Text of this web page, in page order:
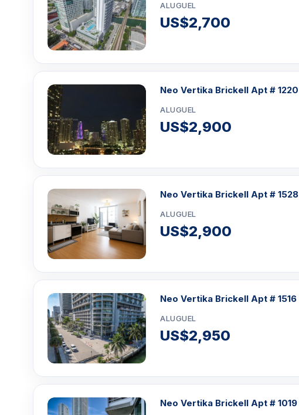
ALUGUEL
US$2,700
Neo Vertika Brickell Apt # 1220
ALUGUEL
US$2,900
Neo Vertika Brickell Apt # 1528
ALUGUEL
US$2,900
Neo Vertika Brickell Apt # 1516
ALUGUEL
US$2,950
Neo Vertika Brickell Apt # 1019